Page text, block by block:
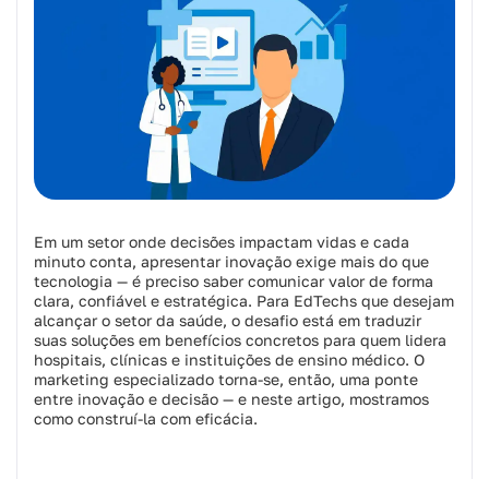
Em um setor onde decisões impactam vidas e cada
minuto conta, apresentar inovação exige mais do que
tecnologia — é preciso saber comunicar valor de forma
clara, confiável e estratégica. Para EdTechs que desejam
alcançar o setor da saúde, o desafio está em traduzir
suas soluções em benefícios concretos para quem lidera
hospitais, clínicas e instituições de ensino médico. O
marketing especializado torna-se, então, uma ponte
entre inovação e decisão — e neste artigo, mostramos
como construí-la com eficácia.